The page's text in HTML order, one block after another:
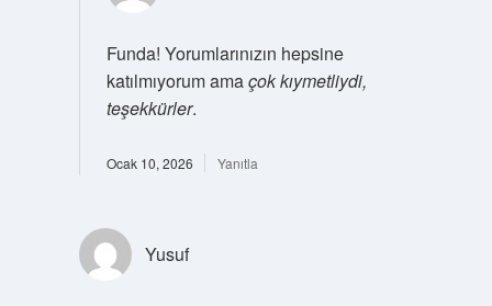
Funda! Yorumlarınızın hepsine
katılmıyorum amaçok kıymetliydi,
teşekkürler.
Ocak 10, 2026 Yanıtla
Yusuf